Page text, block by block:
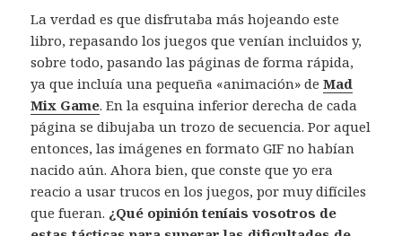
La verdad es que disfrutaba más hojeando este
libro, repasando los juegos que venían incluidos y,
sobre todo, pasando las páginas de forma rápida,
ya que incluía una pequeña «animación» deMad
Mix Game. En la esquina inferior derecha de cada
página se dibujaba un trozo de secuencia. Por aquel
entonces, las imágenes en formato GIF no habían
nacido aún. Ahora bien, que conste que yo era
reacio a usar trucos en los juegos, por muy difíciles
que fueran. ¿Qué opinión teníais vosotros de